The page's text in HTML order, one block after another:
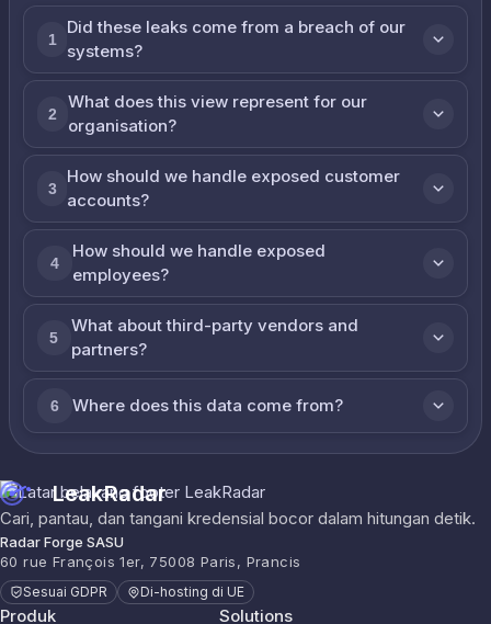
1
Did these leaks come from a breach of our
systems?
2
What does this view represent for our
organisation?
3
How should we handle exposed customer
accounts?
4
How should we handle exposed
employees?
5
What about third-party vendors and
partners?
6 Where does this data come from?
LeakRadar
Cari, pantau, dan tangani kredensial bocor dalam hitungan detik.
Radar Forge SASU
60 rue François 1er, 75008 Paris, Prancis
Sesuai GDPR Di-hosting di UE
Produk Solutions